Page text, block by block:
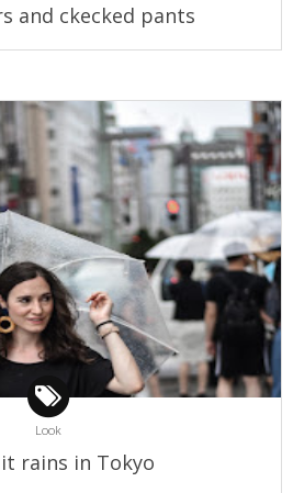
and ckecked pants
Look
rains in Tokyo